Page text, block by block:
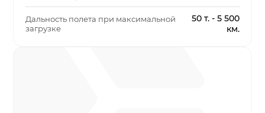
Дальность полета при максимальной
загрузке
50 т. - 5 500
км.